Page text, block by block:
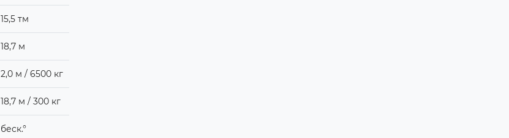
15,5 тм
18,7 м
2,0 м / 6500 кг
18,7 м / 300 кг
беск.°